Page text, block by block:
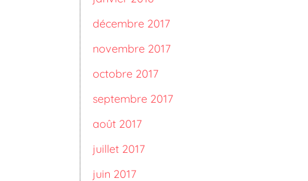
décembre 2017
novembre 2017
octobre 2017
septembre 2017
août 2017
juillet 2017
juin 2017